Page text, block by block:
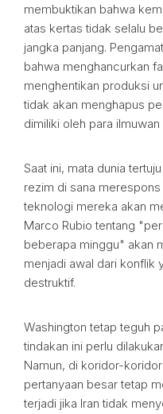
membuktikan bahwa
atas kertas tidak selalu
jangka panjang.
bahwa menghancurkan
menghentikan produksi
tidak akan menghapus
dimiliki oleh para ilmuwan
Saat ini, mata dunia
rezim di sana
teknologi mereka akan
Marco Rubio tentang
beberapa minggu" akan
menjadi awal dari konflik
destruktif.
Washington tetap teguh
tindakan ini perlu
Namun, di koridor-
pertanyaan besar tetap
terjadi jika Iran tidak